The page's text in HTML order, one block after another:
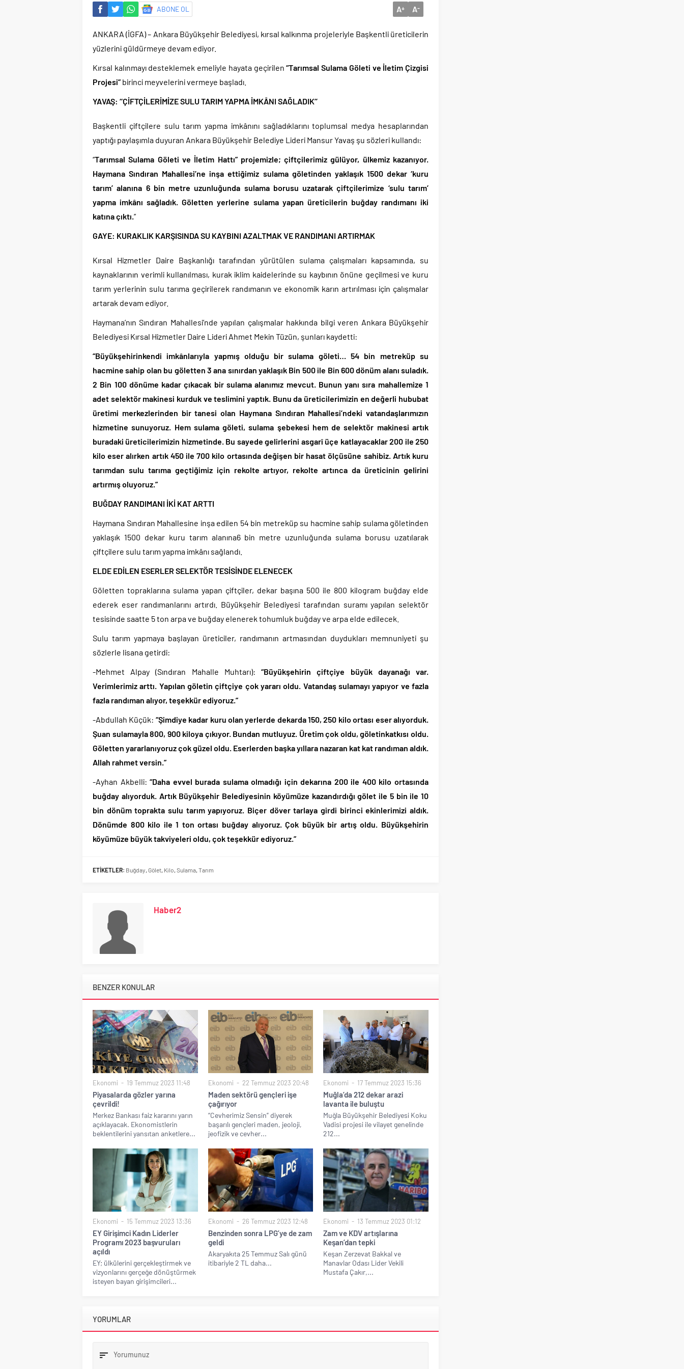
ABONE OL A+ A-
ANKARA (İGFA) – Ankara Büyükşehir Belediyesi, kırsal kalkınma projeleriyle Başkentli üreticilerin
yüzlerini güldürmeye devam ediyor.
Kırsal kalınmayı desteklemek emeliyle hayata geçirilen“Tarımsal Sulama Göleti ve İletim Çizgisi
Projesi” birinci meyvelerini vermeye başladı.
YAVAŞ: ‘‘ÇİFTÇİLERİMİZE SULU TARIM YAPMA İMKÂNI SAĞLADIK’’
Başkentli çiftçilere sulu tarım yapma imkânını sağladıklarını toplumsal medya hesaplarından
yaptığı paylaşımla duyuran Ankara Büyükşehir Belediye Lideri Mansur Yavaş şu sözleri kullandı:
‘‘Tarımsal Sulama Göleti ve İletim Hattı” projemizle; çiftçilerimiz gülüyor, ülkemiz kazanıyor.
Haymana Sındıran Mahallesi’ne inşa ettiğimiz sulama göletinden yaklaşık 1500 dekar ‘kuru
tarım’ alanına 6 bin metre uzunluğunda sulama borusu uzatarak çiftçilerimize ‘sulu tarım’
yapma imkânı sağladık. Göletten yerlerine sulama yapan üreticilerin buğday randımanı iki
katına çıktı.’’
GAYE: KURAKLIK KARŞISINDA SU KAYBINI AZALTMAK VE RANDIMANI ARTIRMAK
Kırsal Hizmetler Daire Başkanlığı tarafından yürütülen sulama çalışmaları kapsamında, su
kaynaklarının verimli kullanılması, kurak iklim kaidelerinde su kaybının önüne geçilmesi ve kuru
tarım yerlerinin sulu tarıma geçirilerek randımanın ve ekonomik karın artırılması için çalışmalar
artarak devam ediyor.
Haymana’nın Sındıran Mahallesi’nde yapılan çalışmalar hakkında bilgi veren Ankara Büyükşehir
Belediyesi Kırsal Hizmetler Daire Lideri Ahmet Mekin Tüzün, şunları kaydetti:
“Büyükşehirinkendi imkânlarıyla yapmış olduğu bir sulama göleti… 54 bin metreküp su
hacmine sahip olan bu göletten 3 ana sınırdan yaklaşık Bin 500 ile Bin 600 dönüm alanı suladık.
2 Bin 100 dönüme kadar çıkacak bir sulama alanımız mevcut. Bunun yanı sıra mahallemize 1
adet selektör makinesi kurduk ve teslimini yaptık. Bunu da üreticilerimizin en değerli hububat
üretimi merkezlerinden bir tanesi olan Haymana Sındıran Mahallesi’ndeki vatandaşlarımızın
hizmetine sunuyoruz. Hem sulama göleti, sulama şebekesi hem de selektör makinesi artık
buradaki üreticilerimizin hizmetinde. Bu sayede gelirlerini asgarî üçe katlayacaklar 200 ile 250
kilo eser alırken artık 450 ile 700 kilo ortasında değişen bir hasat ölçüsüne sahibiz. Artık kuru
tarımdan sulu tarıma geçtiğimiz için rekolte artıyor, rekolte artınca da üreticinin gelirini
artırmış oluyoruz.”
BUĞDAY RANDIMANI İKİ KAT ARTTI
Haymana Sındıran Mahallesine inşa edilen 54 bin metreküp su hacmine sahip sulama göletinden
yaklaşık 1500 dekar kuru tarım alanına6 bin metre uzunluğunda sulama borusu uzatılarak
çiftçilere sulu tarım yapma imkânı sağlandı.
ELDE EDİLEN ESERLER SELEKTÖR TESİSİNDE ELENECEK
Göletten topraklarına sulama yapan çiftçiler, dekar başına 500 ile 800 kilogram buğday elde
ederek eser randımanlarını artırdı. Büyükşehir Belediyesi tarafından suramı yapılan selektör
tesisinde saatte 5 ton arpa ve buğday elenerek tohumluk buğday ve arpa elde edilecek.
Sulu tarım yapmaya başlayan üreticiler, randımanın artmasından duydukları memnuniyeti şu
sözlerle lisana getirdi:
-Mehmet Alpay (Sındıran Mahalle Muhtarı): “Büyükşehirin çiftçiye büyük dayanağı var.
Verimlerimiz arttı. Yapılan göletin çiftçiye çok yararı oldu. Vatandaş sulamayı yapıyor ve fazla
fazla randıman alıyor, teşekkür ediyoruz.”
-Abdullah Küçük: “Şimdiye kadar kuru olan yerlerde dekarda 150, 250 kilo ortası eser alıyorduk.
Şuan sulamayla 800, 900 kiloya çıkıyor. Bundan mutluyuz. Üretim çok oldu, göletinkatkısı oldu.
Göletten yararlanıyoruz çok güzel oldu. Eserlerden başka yıllara nazaran kat kat randıman aldık.
Allah rahmet versin.”
-Ayhan Akbelli:“Daha evvel burada sulama olmadığı için dekarına 200 ile 400 kilo ortasında
buğday alıyorduk. Artık Büyükşehir Belediyesinin köyümüze kazandırdığı gölet ile 5 bin ile 10
bin dönüm toprakta sulu tarım yapıyoruz. Biçer döver tarlaya girdi birinci ekinlerimizi aldık.
Dönümde 800 kilo ile 1 ton ortası buğday alıyoruz. Çok büyük bir artış oldu. Büyükşehirin
köyümüze büyük takviyeleri oldu, çok teşekkür ediyoruz.”
ETİKETLER: Buğday, Gölet, Kilo, Sulama, Tarım
Haber2
BENZER KONULAR
Ekonomi 19 Temmuz 2023 11:48
Piyasalarda gözler yarına
çevrildi!
Merkez Bankası faiz kararını yarın
açıklayacak. Ekonomistlerin
beklentilerini yansıtan anketlere...
Ekonomi 22 Temmuz 2023 20:48
Maden sektörü gençleri işe
çağırıyor
“Cevherimiz Sensin” diyerek
başarılı gençleri maden, jeoloji,
jeofizik ve cevher...
Ekonomi 17 Temmuz 2023 15:36
Muğla’da 212 dekar arazi
lavanta ile buluştu
Muğla Büyükşehir Belediyesi Koku
Vadisi projesi ile vilayet genelinde
212...
Ekonomi 15 Temmuz 2023 13:36
EY Girişimci Kadın Liderler
Programı 2023 başvuruları
açıldı
EY; ülkülerini gerçekleştirmek ve
vizyonlarını gerçeğe dönüştürmek
isteyen bayan girişimcileri...
Ekonomi 26 Temmuz 2023 12:48
Benzinden sonra LPG’ye de zam
geldi
Akaryakıta 25 Temmuz Salı günü
itibariyle 2 TL daha...
Ekonomi 13 Temmuz 2023 01:12
Zam ve KDV artışlarına
Keşan’dan tepki
Keşan Zerzevat Bakkal ve
Manavlar Odası Lider Vekili
Mustafa Çakır,...
YORUMLAR